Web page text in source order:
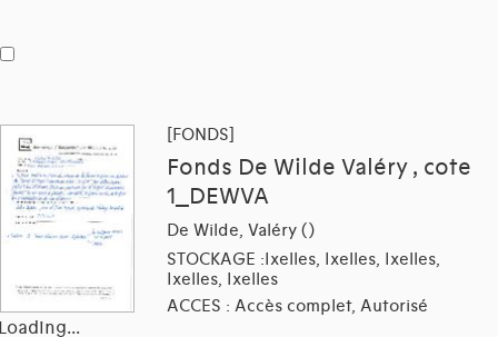
[FONDS]
Fonds De Wilde Valéry , cote
1_DEWVA
De Wilde, Valéry ()
STOCKAGE :Ixelles, Ixelles, Ixelles,
Ixelles, Ixelles
ACCES : Accès complet, Autorisé